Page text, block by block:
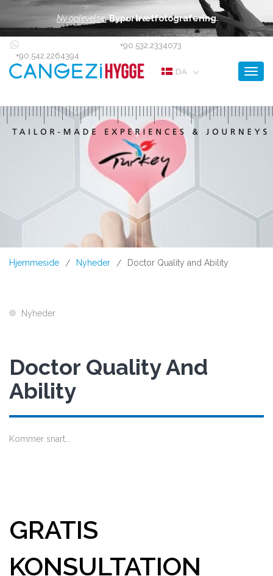
Ny oplevelse: Byportrætfotografering
+90.542.2264394
+90.532.2334073
DA
Hjemmeside / Nyheder / Doctor Quality and Ability
Nyheder
Doctor Quality And
Ability
Kommer snart...
GRATIS
KONSULTATION